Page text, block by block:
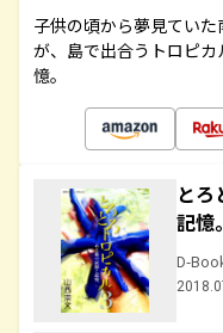
子供の頃から夢見てい
が、島で出合うトロピ
憶。
と
記
D-